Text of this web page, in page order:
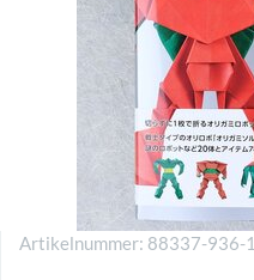
Artikelnummer: 88337-936-1